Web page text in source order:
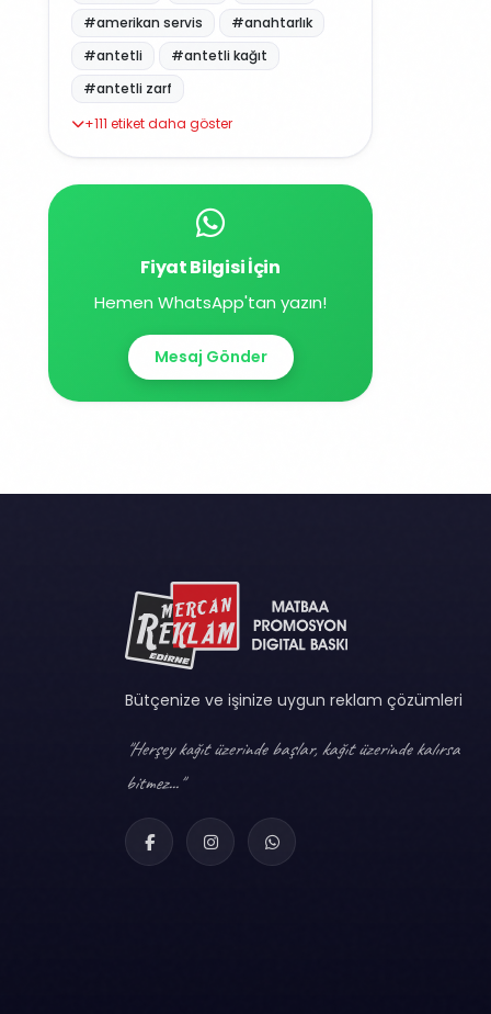
#amerikan servis
#anahtarlık
#antetli
#antetli kağıt
#antetli zarf
+111 etiket daha göster
Fiyat Bilgisi İçin
Hemen WhatsApp'tan yazın!
Mesaj Gönder
Bütçenize ve işinize uygun reklam çözümleri
"Herşey kağıt üzerinde başlar, kağıt üzerinde kalırsa
bitmez..."